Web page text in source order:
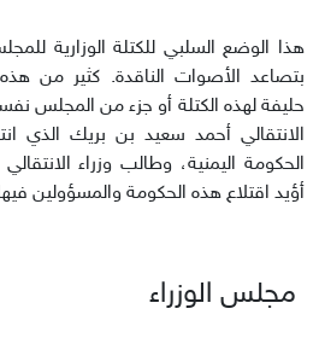
هذا الوضع السلبي للكتلة الوزارية
بتصاعد الأصوات الناقدة. كثير من
حليفة لهذه الكتلة أو جزء من المجلس
الانتقالي أحمد سعيد بن بريك الذي
الحكومة اليمنية، وطالب وزراء
أؤيد اقتلاع هذه الحكومة والمسؤولين
مجلس الوزراء